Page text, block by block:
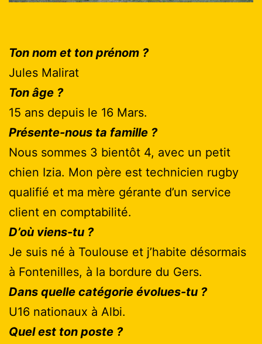
Ton nom et ton prénom ?
Jules Malirat
Ton âge ?
15 ans depuis le 16 Mars.
Présente-nous ta famille ?
Nous sommes 3 bientôt 4, avec un petit
chien Izia. Mon père est technicien rugby
qualifié et ma mère gérante d’un service
client en comptabilité.
D’où viens-tu ?
Je suis né à Toulouse et j’habite désormais
à Fontenilles, à la bordure du Gers.
Dans quelle catégorie évolues-tu ?
U16 nationaux à Albi.
Quel est ton poste ?